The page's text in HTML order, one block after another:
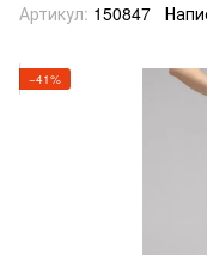
Артикул: 150847
−41%